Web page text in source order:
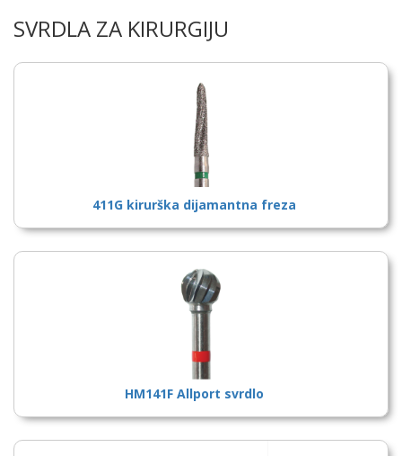
SVRDLA ZA KIRURGIJU
411G kirurška dijamantna freza
HM141F Allport svrdlo